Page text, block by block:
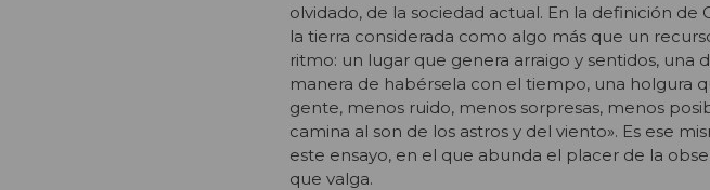
olvidado, de la sociedad actual. En la definición
la tierra considerada como algo más que un
ritmo: un lugar que genera arraigo y sentidos, una
manera de habérsela con el tiempo, una holgura
gente, menos ruido, menos sorpresas, menos
camina al son de los astros y del viento». Es ese
este ensayo, en el que abunda el placer de la
que valga.